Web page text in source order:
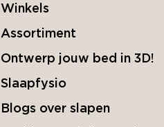
Winkels
Assortiment
Ontwerp jouw bed in 3D!
Slaapfysio
Blogs over slapen